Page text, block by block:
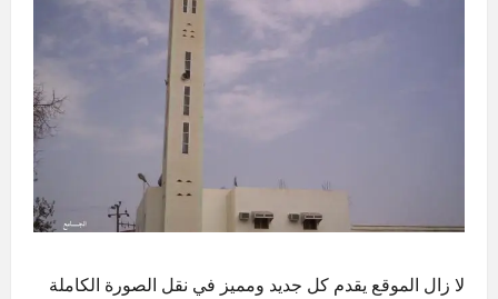
لا زال الموقع يقدم كل جديد ومميز في نقل الصورة الكاملة